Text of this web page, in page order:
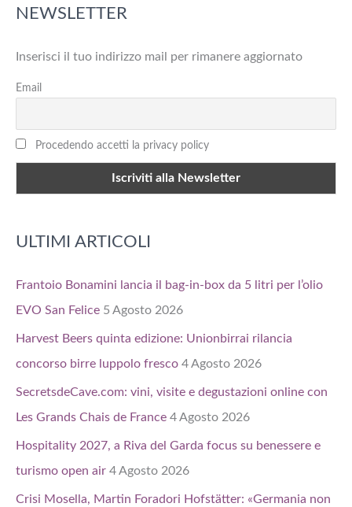
c
:
NEWSLETTER
Inserisci il tuo indirizzo mail per rimanere aggiornato
Email
Procedendo accetti la privacy policy
ULTIMI ARTICOLI
Frantoio Bonamini lancia il bag-in-box da 5 litri per l’olio
EVO San Felice 5 Agosto 2026
Harvest Beers quinta edizione: Unionbirrai rilancia
concorso birre luppolo fresco 4 Agosto 2026
SecretsdeCave.com: vini, visite e degustazioni online con
Les Grands Chais de France 4 Agosto 2026
Hospitality 2027, a Riva del Garda focus su benessere e
turismo open air 4 Agosto 2026
Crisi Mosella, Martin Foradori Hofstätter: «Germania non